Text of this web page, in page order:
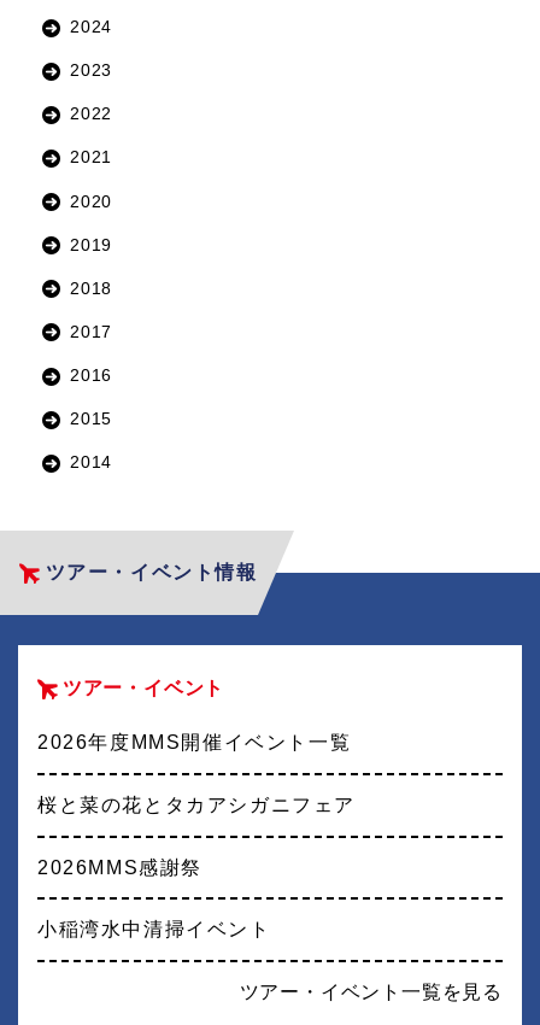
2024
2023
2022
2021
2020
2019
2018
2017
2016
2015
2014
ツアー・イベント情報
ツアー・イベント
2026年度MMS開催イベント一覧
桜と菜の花とタカアシガニフェア
2026MMS感謝祭
小稲湾水中清掃イベント
ツアー・イベント一覧を見る